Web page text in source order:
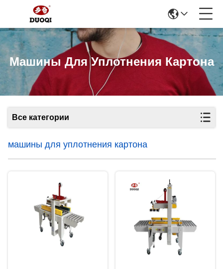
Машины Для Уплотнения Картона
Все категории
машины для уплотнения картона